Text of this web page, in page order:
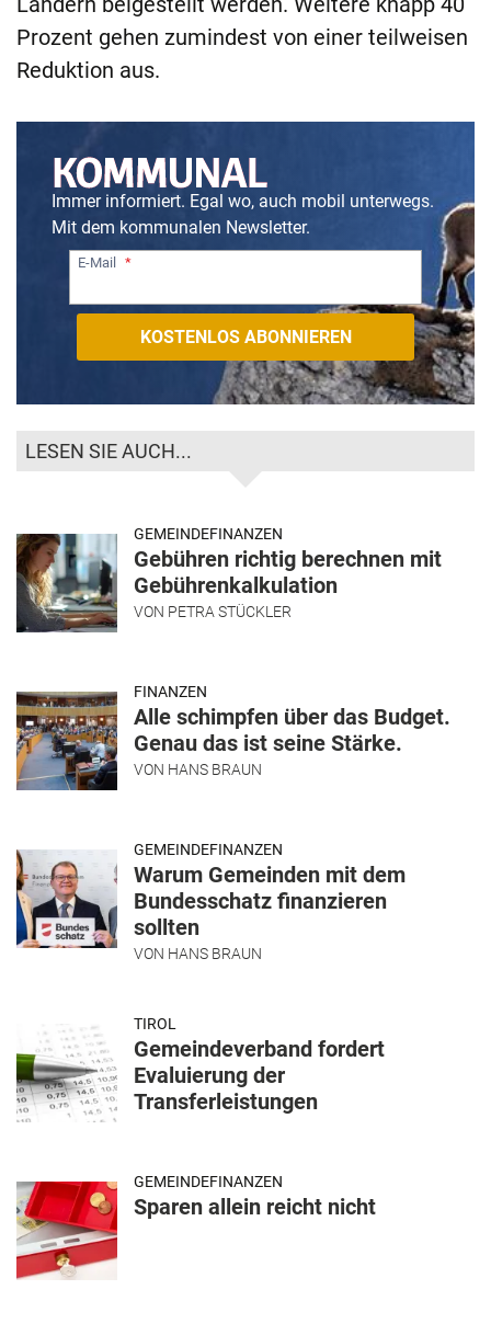
Prozent gehen zumindest von einer teilweisen
Reduktion aus.
Immer informiert. Egal wo, auch mobil unterwegs.
Mit dem kommunalen Newsletter.
E-Mail
LESEN SIE AUCH...
GEMEINDEFINANZEN
Gebühren richtig berechnen mit
Gebührenkalkulation
VON PETRA STÜCKLER
FINANZEN
Alle schimpfen über das Budget.
Genau das ist seine Stärke.
VON HANS BRAUN
GEMEINDEFINANZEN
Warum Gemeinden mit dem
Bundesschatz finanzieren
sollten
VON HANS BRAUN
TIROL
Gemeindeverband fordert
Evaluierung der
Transferleistungen
GEMEINDEFINANZEN
Sparen allein reicht nicht